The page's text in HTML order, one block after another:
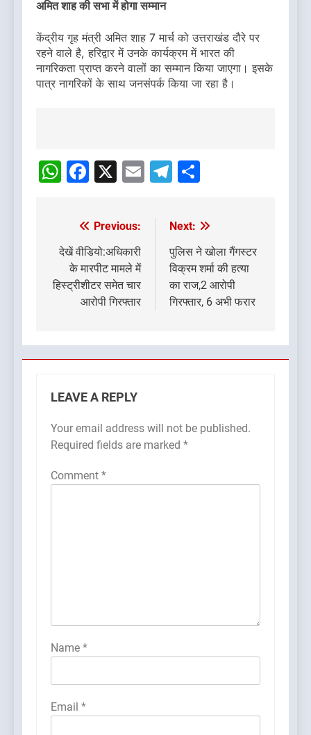
अमित शाह की सभा में होगा सम्मान
केंद्रीय गृह मंत्री अमित शाह 7 मार्च को उत्तराखंड दौरे पर
रहने वाले है, हरिद्वार में उनके कार्यक्रम में भारत की
नागरिकता प्राप्त करने वालों का सम्मान किया जाएगा। इसके
पात्र नागरिकों के साथ जनसंपर्क किया जा रहा है।
navigation
WhatsApp
Facebook
X EmailTelegram
Post
navigation
Previous:
देखें वीडियो:अधिकारी
के मारपीट मामले में
हिस्ट्रीशीटर समेत चार
आरोपी गिरफ्तार
Next:
पुलिस ने खोला गैंगस्टर
विक्रम शर्मा की हत्या
का राज,2 आरोपी
गिरफ्तार, 6 अभी फरार
LEAVE A REPLY
Your email address will not be published.
Required fields are marked *
Comment *
Name *
Email *